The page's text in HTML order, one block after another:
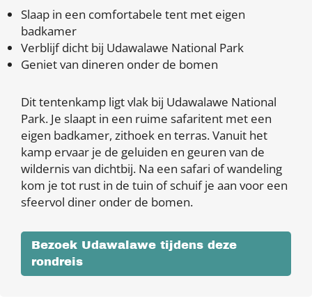
Slaap in een comfortabele tent met eigen
badkamer
Verblijf dicht bij Udawalawe National Park
Geniet van dineren onder de bomen
Dit tentenkamp ligt vlak bij Udawalawe National
Park. Je slaapt in een ruime safaritent met een
eigen badkamer, zithoek en terras. Vanuit het
kamp ervaar je de geluiden en geuren van de
wildernis van dichtbij. Na een safari of wandeling
kom je tot rust in de tuin of schuif je aan voor een
sfeervol diner onder de bomen.
Bezoek Udawalawe tijdens deze
rondreis